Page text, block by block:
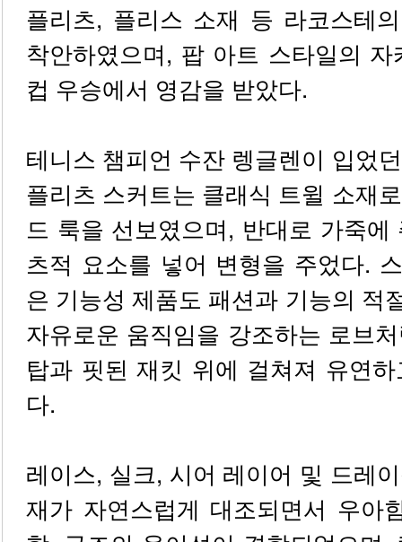
플리츠, 플리스 소재 등 라코스테
착안하였으며, 팝 아트 스타일의 자
컵 우승에서 영감을 받았다.
테니스 챔피언 수잔 렝글렌이 입었
플리츠 스커트는 클래식 트윌 소재
드 룩을 선보였으며, 반대로 가죽
츠적 요소를 넣어 변형을 주었다.
은 기능성 제품도 패션과 기능의 적
자유로운 움직임을 강조하는 로브
탑과 핏된 재킷 위에 걸쳐져 유연
다.
레이스, 실크, 시어 레이어 및 드레
재가 자연스럽게 대조되면서 우아